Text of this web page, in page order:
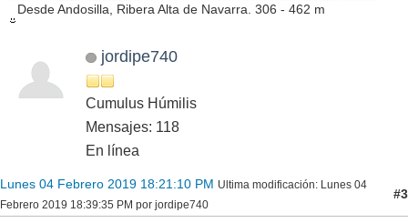
Desde Andosilla, Ribera Alta de Navarra. 306 - 462 m
jordipe740
Cumulus Húmilis
Mensajes: 118
En línea
Lunes 04 Febrero 2019 18:21:10 PM Ultima modificación: Lunes 04
Febrero 2019 18:39:35 PM por jordipe740
#3